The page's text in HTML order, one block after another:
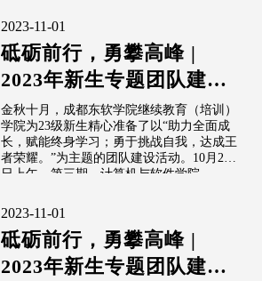
2023-11-01
砥砺前行，勇攀高峰 |
2023年新生专题团队建设
活动（第三期）
金秋十月，成都东软学院继续教育（培训）
学院为23级新生精心准备了以“助力全面成
长，赋能终身学习；勇于挑战自我，达成王
者荣耀。”为主题的团队建设活动。10月25
日上午，第三期，计算机与软件学院...
2023-11-01
砥砺前行，勇攀高峰 |
2023年新生专题团队建设